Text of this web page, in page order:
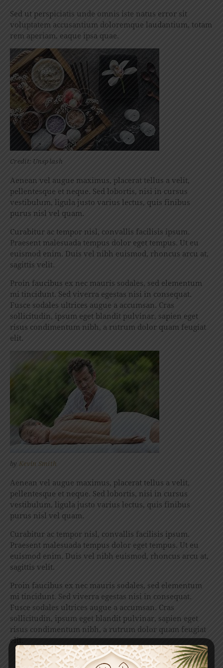
Sed ut perspiciatis unde omnis iste natus error sit
voluptatem accusantium doloremque laudantium, totam
rem aperiam, eaque ipsa quae.
Credit: Unsplash
Aenean vel augue maximus, placerat tellus a velit,
pellentesque et neque. Sed lobortis, nisi in cursus
vestibulum, ligula justo varius lectus, quis finibus
purus nisl vel quam.
Curabitur ac tempor nisl, convallis facilisis ipsum.
Praesent malesuada tempus dolor eget tempus. Ut eu
euismod enim. Duis vel nibh euismod, rhoncus arcu at,
sagittis velit.
Proin faucibus ex nec mauris sodales, sed elementum
mi tincidunt. Sed viverra egestas nisi in consequat.
Fusce sodales ultrices augue a accumsan. Cras
sollicitudin, ipsum eget blandit pulvinar, sapien eget
risus condimentum nibh, a rutrum dolor quam feugiat
elit.
by Kevin Smith
Aenean vel augue maximus, placerat tellus a velit,
pellentesque et neque. Sed lobortis, nisi in cursus
vestibulum, ligula justo varius lectus, quis finibus
purus nisl vel quam.
Curabitur ac tempor nisl, convallis facilisis ipsum.
Praesent malesuada tempus dolor eget tempus. Ut eu
euismod enim. Duis vel nibh euismod, rhoncus arcu at,
sagittis velit.
Proin faucibus ex nec mauris sodales, sed elementum
mi tincidunt. Sed viverra egestas nisi in consequat.
Fusce sodales ultrices augue a accumsan. Cras
sollicitudin, ipsum eget blandit pulvinar, sapien eget
risus condimentum nibh, a rutrum dolor quam feugiat
elit.